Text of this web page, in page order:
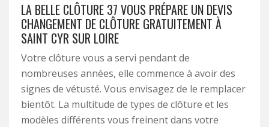
LA BELLE CLÔTURE 37 VOUS PRÉPARE UN DEVIS
CHANGEMENT DE CLÔTURE GRATUITEMENT À
SAINT CYR SUR LOIRE
Votre clôture vous a servi pendant de
nombreuses années, elle commence à avoir des
signes de vétusté. Vous envisagez de le remplacer
bientôt. La multitude de types de clôture et les
modèles différents vous freinent dans votre